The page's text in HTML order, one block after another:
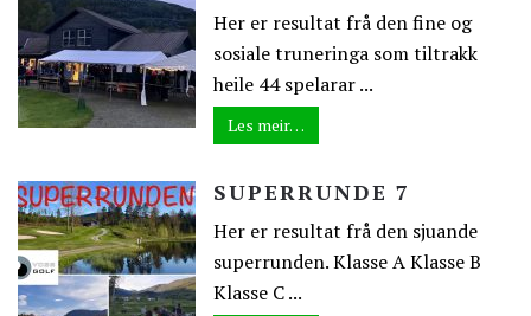
Her er resultat frå den fine og
sosiale truneringa som tiltrakk
heile 44 spelarar ...
Les meir…
SUPERRUNDE 7
Her er resultat frå den sjuande
superrunden. Klasse A Klasse B
Klasse C ...